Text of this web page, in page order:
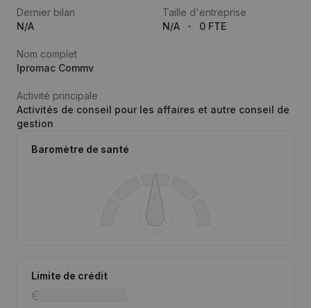
Dernier bilan
N/A
Taille d'entreprise
N/A
0 FTE
Nom complet
Ipromac Commv
Activité principale
Activités de conseil pour les affaires et autre conseil de
gestion
Baromètre de santé
Limite de crédit